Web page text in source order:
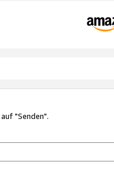
"Senden".